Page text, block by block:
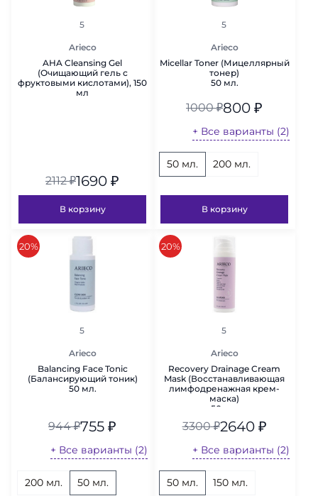
рейтинг
5
Arieco
AHA Cleansing Gel
(Очищающий гель с
фруктовыми кислотами), 150
мл
2112₽1690 ₽
В корзину
рейтинг
5
Arieco
Micellar Toner (Мицеллярный
тонер)
50 мл.
1000₽800 ₽
+ Все варианты (2)
50 мл. 200 мл.
В корзину
скидка
20%
рейтинг
5
Arieco
Balancing Face Tonic
(Балансирующий тоник)
50 мл.
944₽755 ₽
+ Все варианты (2)
200 мл. 50 мл.
скидка
20%
рейтинг
5
Arieco
Recovery Drainage Cream
Mask (Восстанавливающая
лимфодренажная крем-
маска)
50 мл.
3300₽2640₽
+ Все варианты (2)
50 мл. 150 мл.